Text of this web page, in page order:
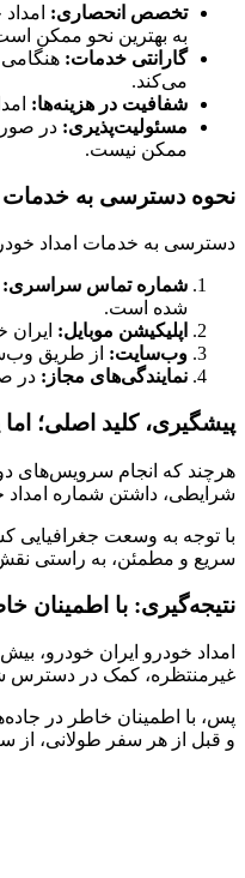
تخصص انحصاری:
به بهترین نحو ممکن
گارانتی خدمات:
می‌کند.
شفافیت در هزینه‌ها:
مسئولیت‌پذیری: در
ممکن نیست.
نحوه دسترسی به خدمات
دسترسی به خدمات امداد
شماره تماس سراسری:
شده است.
اپلیکیشن موبایل:
وب‌سایت: از طریق
نمایندگی‌های مجاز: در
پیشگیری، کلید اصلی؛
هرچند که انجام سرویس‌های
شرایطی، داشتن شماره امداد
با توجه به وسعت جغرافیایی
سریع و مطمئن، به راستی نقش
نتیجه‌گیری: با اطمینان
امداد خودرو ایران
غیرمنتظره، کمک در دسترس
پس، با اطمینان خاطر در
و قبل از هر سفر طولانی، از